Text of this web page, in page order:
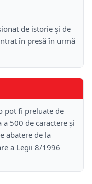
de istorie și de
în presă în urmă
pot fi preluate de
500 de caractere și
abatere de la
a Legii 8/1996